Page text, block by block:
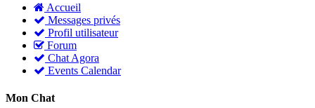
Accueil
Messages privés
Profil utilisateur
Forum
Chat Agora
Events Calendar
Mon Chat